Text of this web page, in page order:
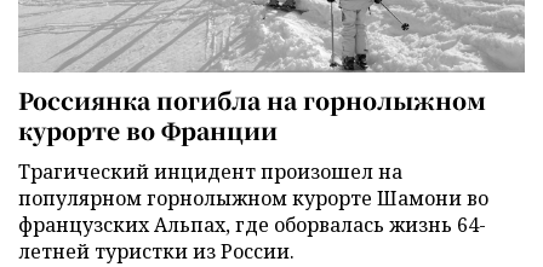
Россиянка погибла на горнолыжном
курорте во Франции
Трагический инцидент произошел на
популярном горнолыжном курорте Шамони во
французских Альпах, где оборвалась жизнь 64-
летней туристки из России.